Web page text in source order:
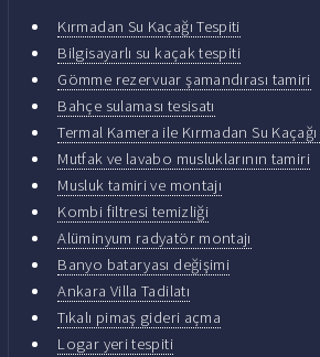
Kırmadan Su Kaçağı Tespiti
Bilgisayarlı su kaçak tespiti
Gömme rezervuar şamandırası tamiri
Bahçe sulaması tesisatı
Termal Kamera ile Kırmadan Su
Mutfak ve lavabo musluklarının tamiri
Musluk tamiri ve montajı
Kombi filtresi temizliği
Alüminyum radyatör montajı
Banyo bataryası değişimi
Ankara Villa Tadilatı
Tıkalı pimaş gideri açma
Logar yeri tespiti